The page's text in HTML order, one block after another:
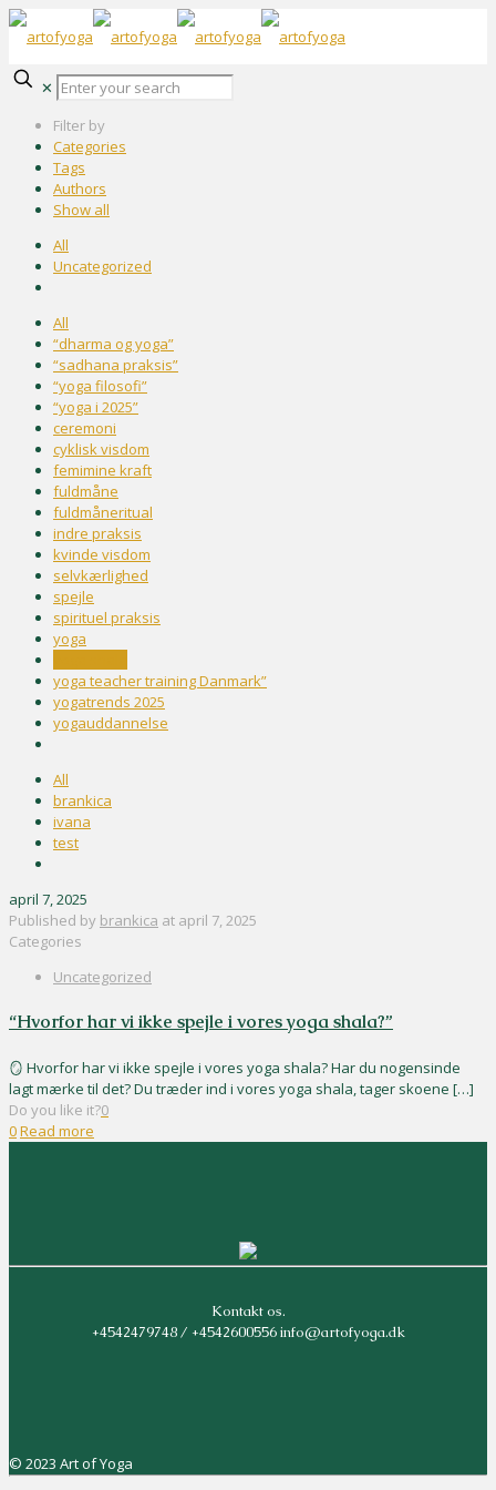
✕
Filter by
Categories
Tags
Authors
Show all
All
Uncategorized
All
“dharma og yoga”
“sadhana praksis”
“yoga filosofi”
“yoga i 2025”
ceremoni
cyklisk visdom
femimine kraft
fuldmåne
fuldmåneritual
indre praksis
kvinde visdom
selvkærlighed
spejle
spirituel praksis
yoga
yoga teacher training Danmark”
yogatrends 2025
yogauddannelse
All
brankica
ivana
test
april 7, 2025
Published by brankica at april 7, 2025
Categories
Uncategorized
“Hvorfor har vi ikke spejle i vores yoga shala?”
🪞 Hvorfor har vi ikke spejle i vores yoga shala? Har du nogensinde
lagt mærke til det? Du træder ind i vores yoga shala, tager skoene […]
Do you like it?0
0Read more
Kontakt os.
+4542479748 / +4542600556 info@artofyoga.dk
© 2023 Art of Yoga